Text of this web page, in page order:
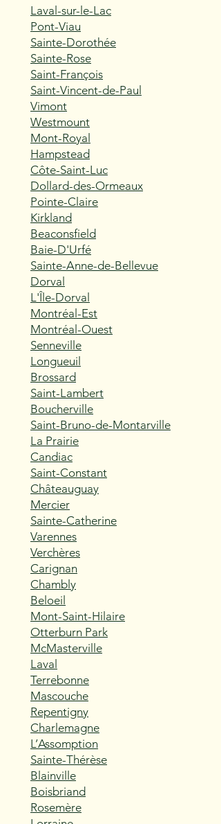
Laval-sur-le-Lac
Pont-Viau
Sainte-Dorothée
Sainte-Rose
Saint-François
Saint-Vincent-de-Paul
Vimont
Westmount
Mont-Royal
Hampstead
Côte-Saint-Luc
Dollard-des-Ormeaux
Pointe-Claire
Kirkland
Beaconsfield
Baie-D'Urfé
Sainte-Anne-de-Bellevue
Dorval
L'Île-Dorval
Montréal-Est
Montréal-Ouest
Senneville
Longueuil
Brossard
Saint-Lambert
Boucherville
Saint-Bruno-de-Montarville
La Prairie
Candiac
Saint-Constant
Châteauguay
Mercier
Sainte-Catherine
Varennes
Verchères
Carignan
Chambly
Beloeil
Mont-Saint-Hilaire
Otterburn Park
McMasterville
Laval
Terrebonne
Mascouche
Repentigny
Charlemagne
L’Assomption
Sainte-Thérèse
Blainville
Boisbriand
Rosemère